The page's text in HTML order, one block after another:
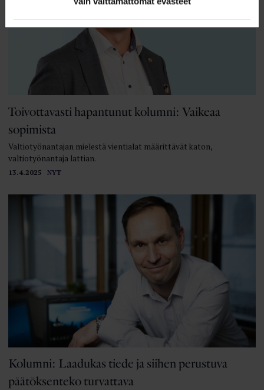
13.4.2025 NYT
Toivottavasti hapantunut kolumni: Vaikeaa
sopimista
Valtiotyönantajan mielestä vientialat määrittävät katon,
valtiotyönantaja lattian.
Kolumni: Laadukas tiede ja siihen perustuva
päätöksenteko turvattava